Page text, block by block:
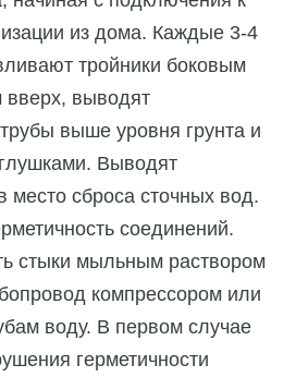
из дома. Каждые 3-4
тройники боковым
вверх, выводят
выше уровня грунта и
Выводят
место сброса сточных вод.
соединений.
стыки мыльным раствором
компрессором или
воду. В первом случае
герметичности